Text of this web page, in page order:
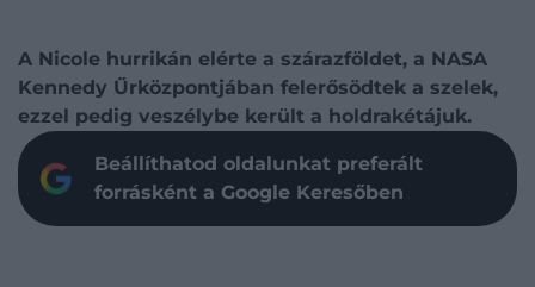
A Nicole hurrikán elérte a szárazföldet, a NASA
Kennedy Űrközpontjában felerősödtek a szelek,
ezzel pedig veszélybe került a holdrakétájuk.
Beállíthatod oldalunkat preferált
forrásként a Google Keresőben